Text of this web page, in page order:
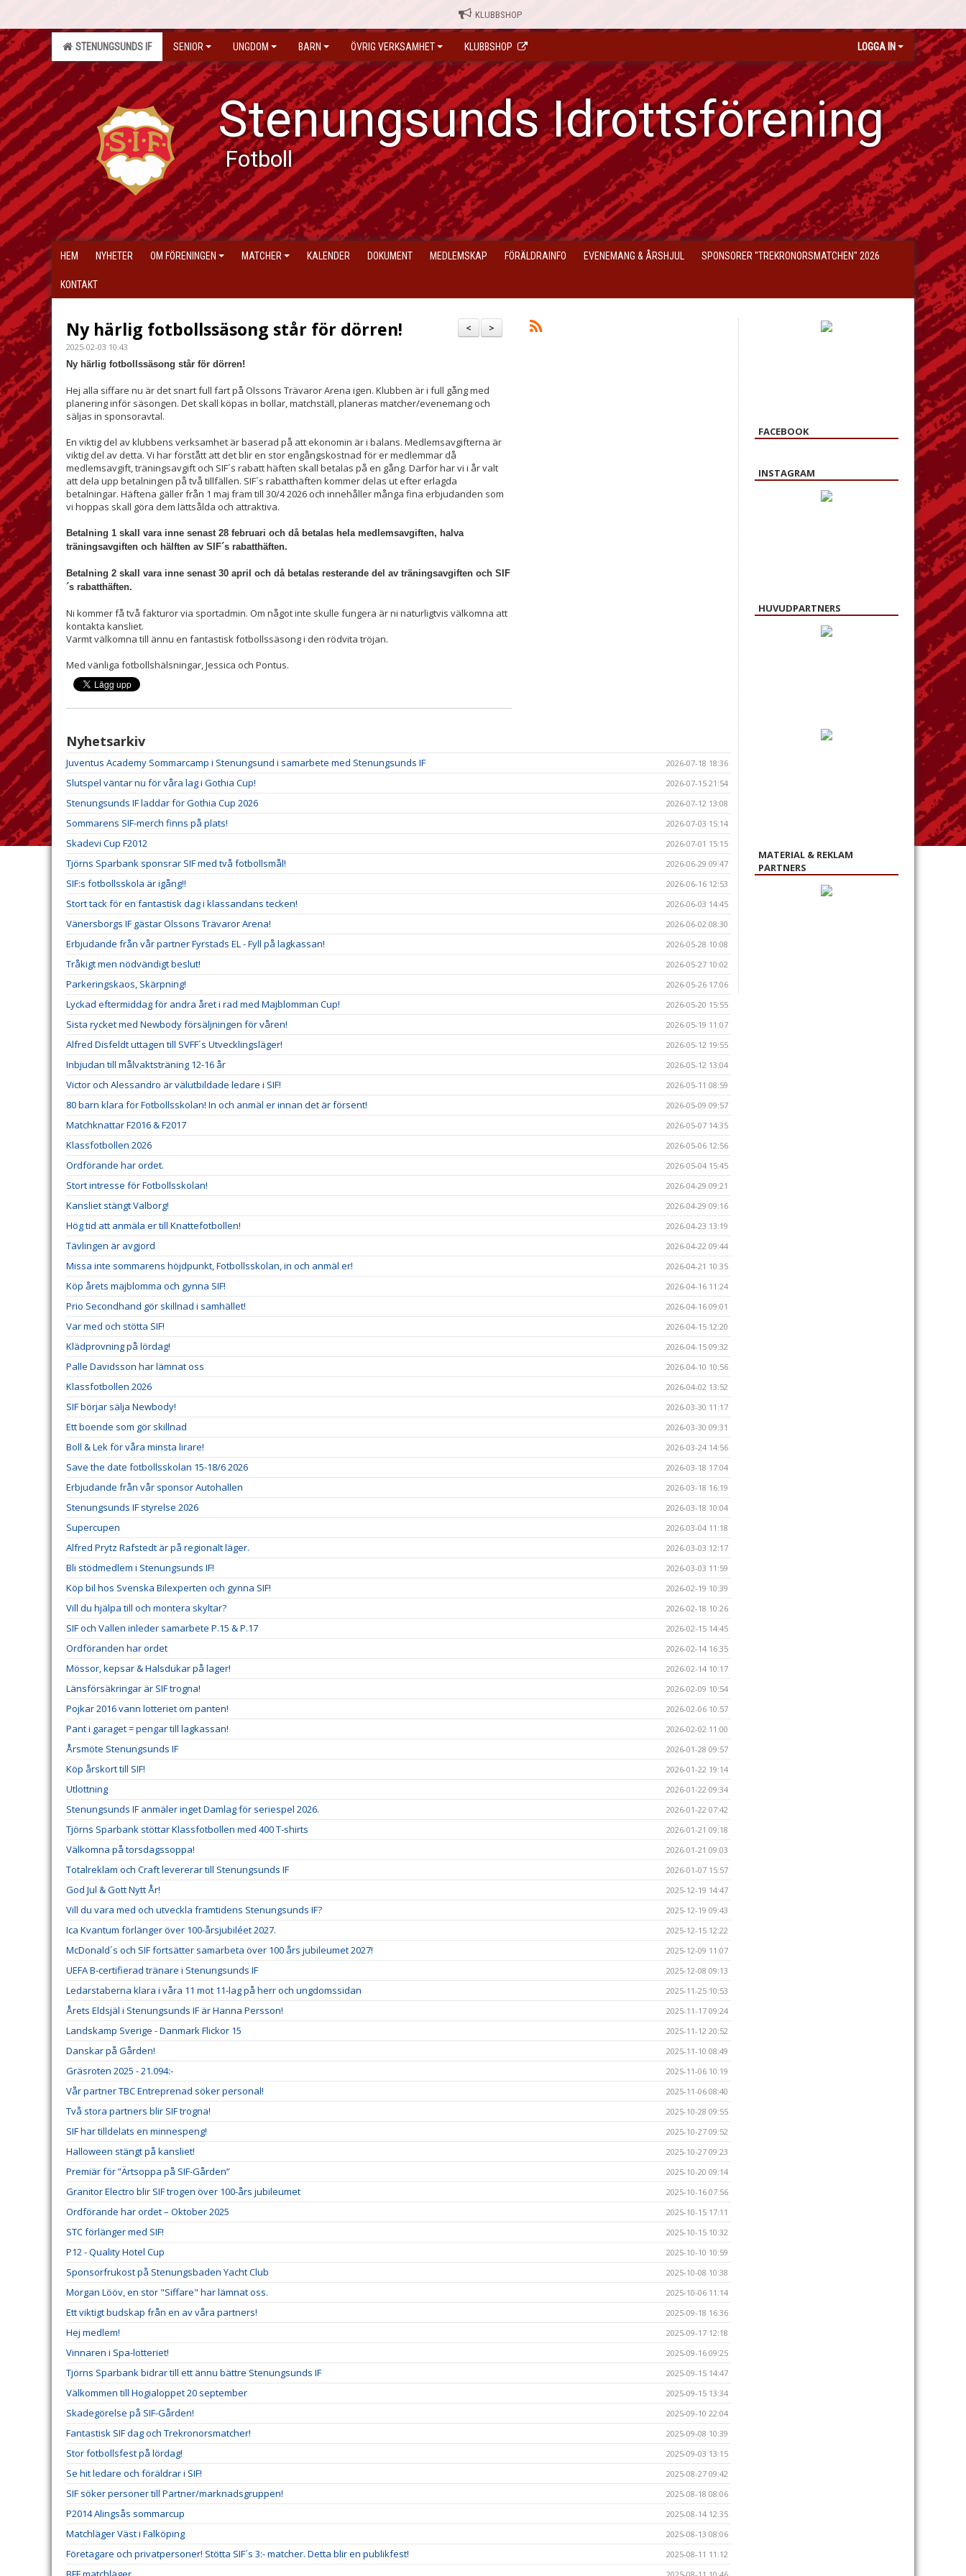
KLUBBSHOP
STENUNGSUNDS IF SENIOR UNGDOM BARN ÖVRIG VERKSAMHET KLUBBSHOP LOGGA IN
Stenungsunds Idrottsförening
Fotboll
HEM NYHETER OM FÖRENINGEN MATCHER KALENDER DOKUMENT MEDLEMSKAP FÖRÄLDRAINFO EVENEMANG & ÅRSHJUL SPONSORER "TREKRONORSMATCHEN" 2026
KONTAKT
>
<
Ny härlig fotbollssäsong står för dörren!
2025-02-03 10:43
Ny härlig fotbollssäsong står för dörren!
Hej alla siffare nu är det snart full fart på Olssons Trävaror Arena igen. Klubben är i full gång med
planering inför säsongen. Det skall köpas in bollar, matchställ, planeras matcher/evenemang och
säljas in sponsoravtal.
En viktig del av klubbens verksamhet är baserad på att ekonomin är i balans. Medlemsavgifterna är
viktig del av detta. Vi har förstått att det blir en stor engångskostnad för er medlemmar då
medlemsavgift, träningsavgift och SIF´s rabatt häften skall betalas på en gång. Därför har vi i år valt
att dela upp betalningen på två tillfällen. SIF´s rabatthäften kommer delas ut efter erlagda
betalningar. Häftena gäller från 1 maj fram till 30/4 2026 och innehåller många fina erbjudanden som
vi hoppas skall göra dem lättsålda och attraktiva.
Betalning 1 skall vara inne senast 28 februari och då betalas hela medlemsavgiften, halva
träningsavgiften och hälften av SIF´s rabatthäften.
Betalning 2 skall vara inne senast 30 april och då betalas resterande del av träningsavgiften och SIF
´s rabatthäften.
Ni kommer få två fakturor via sportadmin. Om något inte skulle fungera är ni naturligtvis välkomna att
kontakta kansliet.
Varmt välkomna till ännu en fantastisk fotbollssäsong i den rödvita tröjan.
Med vänliga fotbollshälsningar, Jessica och Pontus.
Nyhetsarkiv
Juventus Academy Sommarcamp i Stenungsund i samarbete med Stenungsunds IF 2026-07-18 18:36
Slutspel väntar nu för våra lag i Gothia Cup! 2026-07-15 21:54
Stenungsunds IF laddar för Gothia Cup 2026 2026-07-12 13:08
Sommarens SIF-merch finns på plats! 2026-07-03 15:14
Skadevi Cup F2012 2026-07-01 15:15
Tjörns Sparbank sponsrar SIF med två fotbollsmål! 2026-06-29 09:47
SIF:s fotbollsskola är igång!! 2026-06-16 12:53
Stort tack för en fantastisk dag i klassandans tecken! 2026-06-03 14:45
Vänersborgs IF gästar Olssons Trävaror Arena! 2026-06-02 08:30
Erbjudande från vår partner Fyrstads EL - Fyll på lagkassan! 2026-05-28 10:08
Tråkigt men nödvändigt beslut! 2026-05-27 10:02
Parkeringskaos, Skärpning! 2026-05-26 17:06
Lyckad eftermiddag för andra året i rad med Majblomman Cup! 2026-05-20 15:55
Sista rycket med Newbody försäljningen för våren! 2026-05-19 11:07
Alfred Disfeldt uttagen till SVFF´s Utvecklingsläger! 2026-05-12 19:55
Inbjudan till målvaktsträning 12-16 år 2026-05-12 13:04
Victor och Alessandro är välutbildade ledare i SIF! 2026-05-11 08:59
80 barn klara för Fotbollsskolan! In och anmäl er innan det är försent! 2026-05-09 09:57
Matchknattar F2016 & F2017 2026-05-07 14:35
Klassfotbollen 2026 2026-05-06 12:56
Ordförande har ordet. 2026-05-04 15:45
Stort intresse för Fotbollsskolan! 2026-04-29 09:21
Kansliet stängt Valborg! 2026-04-29 09:16
Hög tid att anmäla er till Knattefotbollen! 2026-04-23 13:19
Tävlingen är avgjord 2026-04-22 09:44
Missa inte sommarens höjdpunkt, Fotbollsskolan, in och anmäl er! 2026-04-21 10:35
Köp årets majblomma och gynna SIF! 2026-04-16 11:24
Prio Secondhand gör skillnad i samhället! 2026-04-16 09:01
Var med och stötta SIF! 2026-04-15 12:20
Klädprovning på lördag! 2026-04-15 09:32
Palle Davidsson har lämnat oss 2026-04-10 10:56
Klassfotbollen 2026 2026-04-02 13:52
SIF börjar sälja Newbody! 2026-03-30 11:17
Ett boende som gör skillnad 2026-03-30 09:31
Boll & Lek för våra minsta lirare! 2026-03-24 14:56
Save the date fotbollsskolan 15-18/6 2026 2026-03-18 17:04
Erbjudande från vår sponsor Autohallen 2026-03-18 16:19
Stenungsunds IF styrelse 2026 2026-03-18 10:04
Supercupen 2026-03-04 11:18
Alfred Prytz Rafstedt är på regionalt läger. 2026-03-03 12:17
Bli stödmedlem i Stenungsunds IF! 2026-03-03 11:59
Köp bil hos Svenska Bilexperten och gynna SIF! 2026-02-19 10:39
Vill du hjälpa till och montera skyltar? 2026-02-18 10:26
SIF och Vallen inleder samarbete P.15 & P.17 2026-02-15 14:45
Ordföranden har ordet 2026-02-14 16:35
Mössor, kepsar & Halsdukar på lager! 2026-02-14 10:17
Länsförsäkringar är SIF trogna! 2026-02-09 10:54
Pojkar 2016 vann lotteriet om panten! 2026-02-06 10:57
Pant i garaget = pengar till lagkassan! 2026-02-02 11:00
Årsmöte Stenungsunds IF 2026-01-28 09:57
Köp årskort till SIF! 2026-01-22 19:14
Utlottning 2026-01-22 09:34
Stenungsunds IF anmäler inget Damlag för seriespel 2026. 2026-01-22 07:42
Tjörns Sparbank stöttar Klassfotbollen med 400 T-shirts 2026-01-21 09:18
Välkomna på torsdagssoppa! 2026-01-21 09:03
Totalreklam och Craft levererar till Stenungsunds IF 2026-01-07 15:57
God Jul & Gott Nytt År! 2025-12-19 14:47
Vill du vara med och utveckla framtidens Stenungsunds IF? 2025-12-19 09:43
Ica Kvantum förlänger över 100-årsjubiléet 2027. 2025-12-15 12:22
McDonald´s och SIF fortsätter samarbeta över 100 års jubileumet 2027! 2025-12-09 11:07
UEFA B-certifierad tränare i Stenungsunds IF 2025-12-08 09:13
Ledarstaberna klara i våra 11 mot 11-lag på herr och ungdomssidan 2025-11-25 10:53
Årets Eldsjäl i Stenungsunds IF är Hanna Persson! 2025-11-17 09:24
Landskamp Sverige - Danmark Flickor 15 2025-11-12 20:52
Danskar på Gården! 2025-11-10 08:49
Gräsroten 2025 - 21.094:- 2025-11-06 10:19
Vår partner TBC Entreprenad söker personal! 2025-11-06 08:40
Två stora partners blir SIF trogna! 2025-10-28 09:55
SIF har tilldelats en minnespeng! 2025-10-27 09:52
Halloween stängt på kansliet! 2025-10-27 09:23
Premiär för ”Ärtsoppa på SIF-Gården” 2025-10-20 09:14
Granitor Electro blir SIF trogen över 100-års jubileumet 2025-10-16 07:56
Ordförande har ordet – Oktober 2025 2025-10-15 17:11
STC förlänger med SIF! 2025-10-15 10:32
P12 - Quality Hotel Cup 2025-10-10 10:59
Sponsorfrukost på Stenungsbaden Yacht Club 2025-10-08 10:38
Morgan Lööv, en stor "Siffare" har lämnat oss. 2025-10-06 11:14
Ett viktigt budskap från en av våra partners! 2025-09-18 16:36
Hej medlem! 2025-09-17 12:18
Vinnaren i Spa-lotteriet! 2025-09-16 09:25
Tjörns Sparbank bidrar till ett ännu bättre Stenungsunds IF 2025-09-15 14:47
Välkommen till Hogialoppet 20 september 2025-09-15 13:34
Skadegörelse på SIF-Gården! 2025-09-10 22:04
Fantastisk SIF dag och Trekronorsmatcher! 2025-09-08 10:39
Stor fotbollsfest på lördag! 2025-09-03 13:15
Se hit ledare och föräldrar i SIF! 2025-08-27 09:42
SIF söker personer till Partner/marknadsgruppen! 2025-08-18 08:06
P2014 Alingsås sommarcup 2025-08-14 12:35
Matchläger Väst i Falköping 2025-08-13 08:06
Företagare och privatpersoner! Stötta SIF´s 3:- matcher. Detta blir en publikfest! 2025-08-11 11:12
FACEBOOK
INSTAGRAM
HUVUDPARTNERS
MATERIAL & REKLAM
PARTNERS